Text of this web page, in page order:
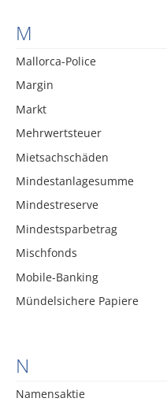
M
Mallorca-Police
Margin
Markt
Mehrwertsteuer
Mietsachschäden
Mindestanlagesumme
Mindestreserve
Mindestsparbetrag
Mischfonds
Mobile-Banking
Mündelsichere Papiere
N
Namensaktie